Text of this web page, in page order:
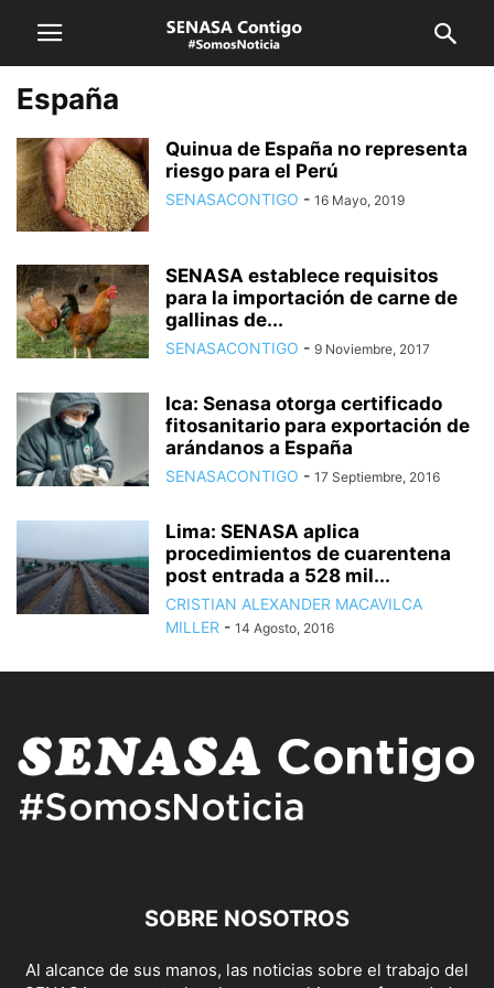
España
Quinua de España no representa
riesgo para el Perú
SENASACONTIGO - 16 Mayo, 2019
SENASA establece requisitos
para la importación de carne de
gallinas de...
SENASACONTIGO - 9 Noviembre, 2017
Ica: Senasa otorga certificado
fitosanitario para exportación de
arándanos a España
SENASACONTIGO - 17 Septiembre, 2016
Lima: SENASA aplica
procedimientos de cuarentena
post entrada a 528 mil...
CRISTIAN ALEXANDER MACAVILCA
MILLER - 14 Agosto, 2016
SOBRE NOSOTROS
Al alcance de sus manos, las noticias sobre el trabajo del